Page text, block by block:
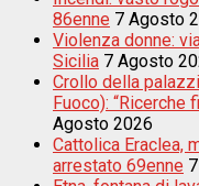
86enne 7 Agosto
Violenza donne:
Sicilia 7 Agosto
Crollo della
Fuoco): “Ricerche
Agosto 2026
Cattolica Eraclea,
arrestato 69enne